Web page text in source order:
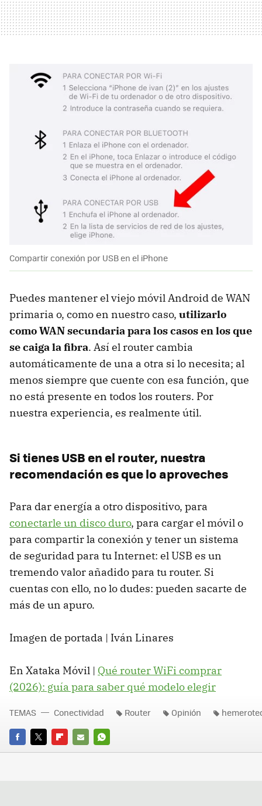
Compartir conexión por USB en el iPhone
Puedes mantener el viejo móvil Android de WAN
primaria o, como en nuestro caso, utilizarlo
como WAN secundaria para los casos en los que
se caiga la fibra. Así el router cambia
automáticamente de una a otra si lo necesita; al
menos siempre que cuente con esa función, que
no está presente en todos los routers. Por
nuestra experiencia, es realmente útil.
Si tienes USB en el router, nuestra
recomendación es que lo aproveches
Para dar energía a otro dispositivo, para
conectarle un disco duro, para cargar el móvil o
para compartir la conexión y tener un sistema
de seguridad para tu Internet: el USB es un
tremendo valor añadido para tu router. Si
cuentas con ello, no lo dudes: pueden sacarte de
más de un apuro.
Imagen de portada | Iván Linares
En Xataka Móvil | Qué router WiFi comprar
(2026): guía para saber qué modelo elegir
FACEBOOK
TWITTERFLIPBOARD
E-
WHATSAPP
TEMAS Conectividad Router Opinión